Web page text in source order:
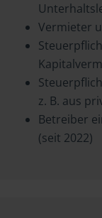
Vermieter
z. B. aus
Betreiber
(seit 2022)